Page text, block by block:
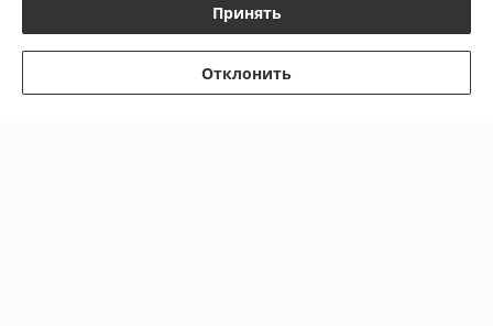
График работы
Принять
Отклонить